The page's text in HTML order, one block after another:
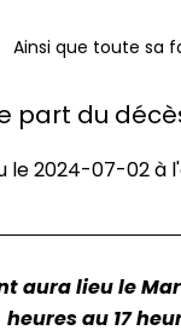
Ainsi que toute sa
du
le2024-07-02à
aura lieu le
heures au 17